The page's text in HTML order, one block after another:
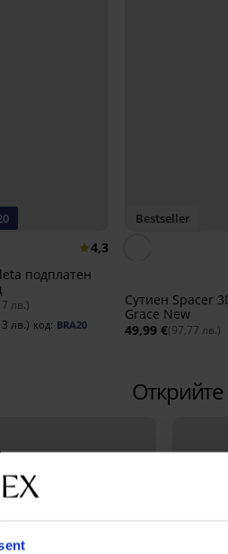
4,3
подплатен
лв.)
лв.) код: BRA20
Bestseller
Сутиен Spacer
Grace New
49,99 €(97,77 лв.)